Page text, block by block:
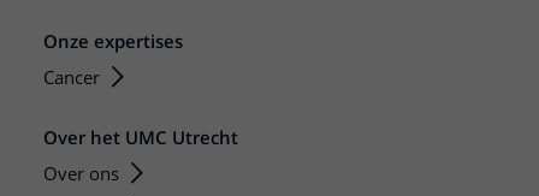
Onze expertises
Cancer
Over het UMC Utrecht
Over ons